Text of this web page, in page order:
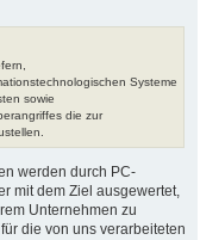
Systeme
sowie
die zur
werden durch PC-
mit dem Ziel ausgewertet,
Unternehmen zu
die von uns verarbeiteten